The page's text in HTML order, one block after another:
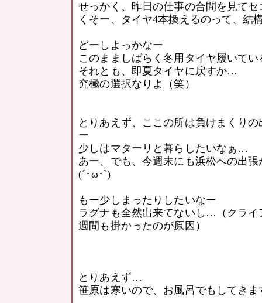
せっかく、昨日の仕事の合間を見て
くそー、タイヤ4本換えるのって、結
どーしよっかなー
このまましばらく冬用タイヤ履いて
それとも、即夏タイヤに戻すか…
究極の選択なりよ（笑）
とりあえず、ここの所は負けまくり
ー
少しはマターリと暮らしたいなぁ…
あー、でも、今週末にも浜松への出
(´･ω･`)
もー少しまったりしたいなー
ラグナも全然出来てないし…（クラ
週間も掛かったのが原因）
とりあえず…
笹原は寒いので、お風呂でもしてきま